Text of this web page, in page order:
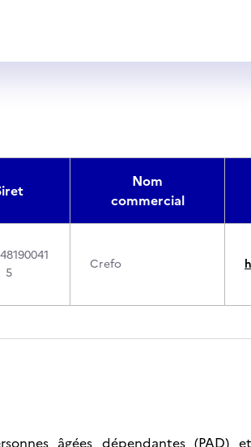
Nom
commercial
5
Crefo
âgées dépendantes (PAD)